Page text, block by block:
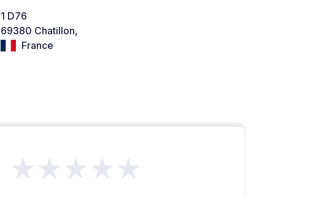
1 D76
69380 Chatillon,
France
★★★★★